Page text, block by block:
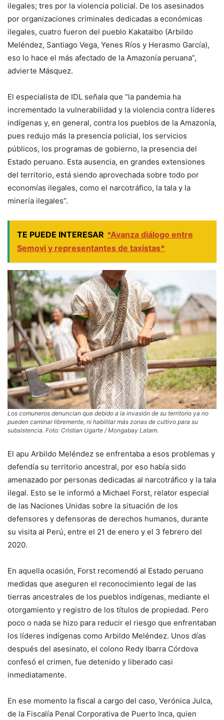
ilegales; tres por la violencia policial. De los asesinados
por organizaciones criminales dedicadas a económicas
ilegales, cuatro fueron del pueblo Kakataibo (Arbildo
Meléndez, Santiago Vega, Yenes Ríos y Herasmo García),
eso lo hace el más afectado de la Amazonía peruana”,
advierte Másquez.
El especialista de IDL señala que “la pandemia ha
incrementado la vulnerabilidad y la violencia contra líderes
indígenas y, en general, contra los pueblos de la Amazonía,
pues redujo más la presencia policial, los servicios
públicos, los programas de gobierno, la presencia del
Estado peruano. Esta ausencia, en grandes extensiones
del territorio, está siendo aprovechada sobre todo por
economías ilegales, como el narcotráfico, la tala y la
minería ilegales”.
TE PUEDE INTERESAR *Avanza diálogo entre
Semovi y representantes de taxistas*
Los comuneros denuncian que debido a la invasión de su territorio ya no
pueden caminar libremente, ni habilitar más zonas de cultivo para su
subsistencia. Foto: Cristian Ugarte / Mongabay Latam.
El apu Arbildo Meléndez se enfrentaba a esos problemas y
defendía su territorio ancestral, por eso había sido
amenazado por personas dedicadas al narcotráfico y la tala
ilegal. Esto se le informó a Michael Forst, relator especial
de las Naciones Unidas sobre la situación de los
defensores y defensoras de derechos humanos, durante
su visita al Perú, entre el 21 de enero y el 3 febrero del
2020.
En aquella ocasión, Forst recomendó al Estado peruano
medidas que aseguren el reconocimiento legal de las
tierras ancestrales de los pueblos indígenas, mediante el
otorgamiento y registro de los títulos de propiedad. Pero
poco o nada se hizo para reducir el riesgo que enfrentaban
los líderes indígenas como Arbildo Meléndez. Unos días
después del asesinato, el colono Redy Ibarra Córdova
confesó el crimen, fue detenido y liberado casi
inmediatamente.
En ese momento la fiscal a cargo del caso, Verónica Julca,
de la Fiscalía Penal Corporativa de Puerto Inca, quien